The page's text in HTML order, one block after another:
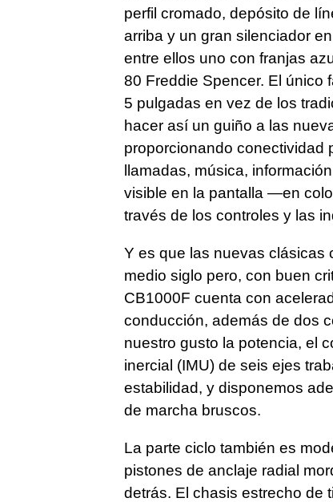
perfil cromado, depósito de
arriba y un gran silenciador
entre ellos uno con franjas
80 Freddie Spencer. El único
5 pulgadas en vez de los
hacer así un guiño a las
proporcionando conectividad
llamadas, música,
visible en la pantalla —en
través de los controles y las
Y es que las nuevas clásicas
medio siglo pero, con buen
CB1000F cuenta con
conducción, además de dos
nuestro gusto la potencia, el
inercial (IMU) de seis ejes
estabilidad, y disponemos
de marcha bruscos.
La parte ciclo también es
pistones de anclaje radial
detrás. El chasis estrecho de